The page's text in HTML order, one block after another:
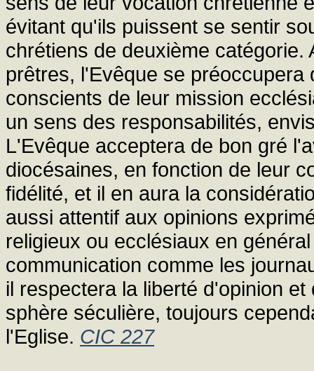
évitant qu'ils puissent se sentir
chrétiens de deuxième
prêtres, l'Evêque se
conscients de leur mission
un sens des responsabilités,
L'Evêque acceptera de bon gré
diocésaines, en fonction de leur
fidélité, et il en aura la
aussi attentif aux opinions
religieux ou ecclésiaux en
communication comme les
il respectera la liberté d'opinion
sphère séculière, toujours
l'Eglise. CIC 227